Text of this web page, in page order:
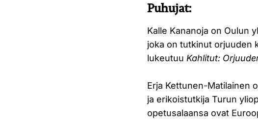
Puhujat:
Kalle Kananoja on Oulun
joka on tutkinut orjuuden
lukeutuu Kahlitut:
Erja Kettunen-Matilainen
ja erikoistutkija Turun
opetusalaansa ovat